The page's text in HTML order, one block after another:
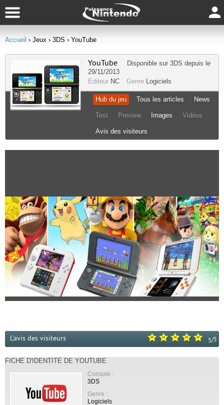
Accueil › Jeux › 3DS › YouTube
YouTube Disponible sur 3DS depuis le
29/11/2013
Editeur NC Genre Logiciels
Hub du jeu Tous les articles News
Test Preview Images Vidéos
Avis des visiteurs
5/5
L'avis des visiteurs
FICHE D'IDENTITÉ DE YOUTUBE
Console :
3DS
Genre :
Logiciels